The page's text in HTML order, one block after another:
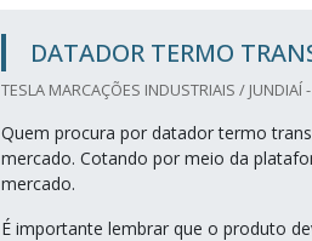
DATADOR TERMO
TESLA MARCAÇÕES INDUSTRIAIS / JUNDIAÍ
Quem procura por datador termo
mercado. Cotando por meio da
mercado.
É importante lembrar que o produto